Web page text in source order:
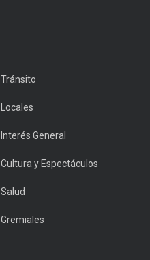
Tránsito
Locales
Interés General
Cultura y Espectáculos
Salud
Gremiales